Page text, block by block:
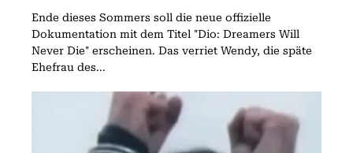
Ende dieses Sommers soll die neue offizielle
Dokumentation mit dem Titel "Dio: Dreamers Will
Never Die" erscheinen. Das verriet Wendy, die späte
Ehefrau des...